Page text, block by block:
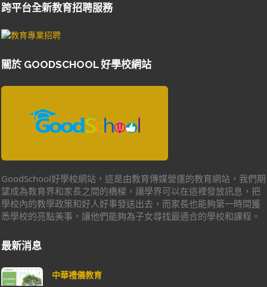
跨平台全新教育招聘服務
關於 GOODSCHOOL 好學校網站
GoodSchool好學校網站，這是由教育傳媒營運的教育網站，我們期
望成為教育界和家長之間的橋樑，讓學界可以在這裡發放訊息，把
學校內的教學政策和好人好事發送出去，而家長也能夠第一時間獲
悉學校的亮點美事，讓他們能夠為子女尋找最適合的學校和課程。
最新消息
中華禮儀教育